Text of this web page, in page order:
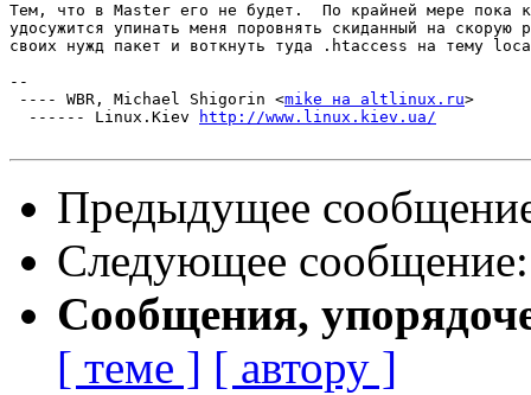
Тем, что в Master его не будет.  По крайней мере пока
удосужится упинать меня поровнять скиданный на скорую
своих нужд пакет и воткнуть туда .htaccess на тему
--
---- WBR, Michael Shigorin <mike на altlinux.ru>
  ------ Linux.Kiev
http://www.linux.kiev.ua/
Предыдущее
Следующее
Сообщения,
[ теме ] [ автору ]